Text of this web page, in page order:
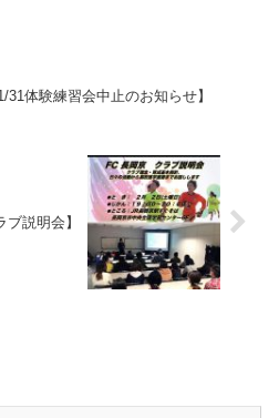
1/31体験練習会中止のお知らせ】
説明会】